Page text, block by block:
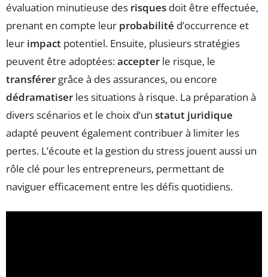
évaluation minutieuse des risques doit être effectuée,
prenant en compte leur probabilité d’occurrence et
leur impact potentiel. Ensuite, plusieurs stratégies
peuvent être adoptées:accepter le risque, le
transférer grâce à des assurances, ou encore
dédramatiser les situations à risque. La préparation à
divers scénarios et le choix d’un statut juridique
adapté peuvent également contribuer à limiter les
pertes. L’écoute et la gestion du stress jouent aussi un
rôle clé pour les entrepreneurs, permettant de
naviguer efficacement entre les défis quotidiens.